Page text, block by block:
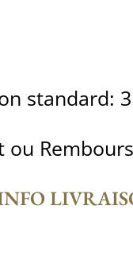
standard:
ou